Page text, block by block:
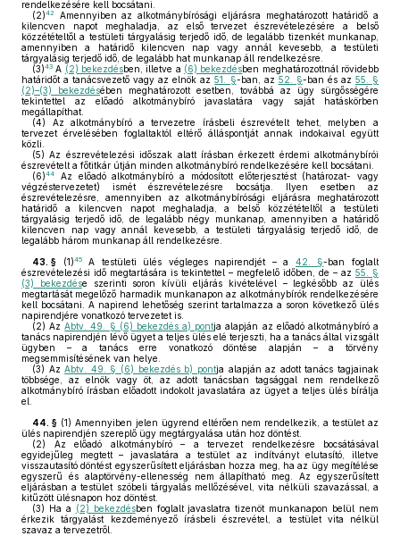
rendelkezésére kell bocsátani.
(2)42
Amennyiben az alkotmánybírósági eljárásra meghatározott határidő a
kilencven napot meghaladja, az első tervezet észrevételezésére a belső
közzétételtől a testületi tárgyalásig terjedő idő, de legalább tizenkét munkanap,
amennyiben a határidő kilencven nap vagy annál kevesebb, a testületi
tárgyalásig terjedő idő, de legalább hat munkanap áll rendelkezésre.
(3)43 A (2) bekezdésben, illetve a (6) bekezdésben meghatározottnál rövidebb
határidőt a tanácsvezető vagy az elnök az51. §-ban, az 52. §-ban és az 55. §
(2)–(3) bekezdésében meghatározott esetben, továbbá az ügy sürgősségére
tekintettel az előadó alkotmánybíró javaslatára vagy saját hatáskörben
megállapíthat.
(4) Az alkotmánybíró a tervezetre írásbeli észrevételt tehet, melyben a
tervezet érvelésében foglaltaktól eltérő álláspontját annak indokaival együtt
közli.
(5) Az észrevételezési időszak alatt írásban érkezett érdemi alkotmánybírói
észrevételt a főtitkár útján minden alkotmánybíró rendelkezésére kell bocsátani.
(6)44
Az előadó alkotmánybíró a módosított előterjesztést (határozat- vagy
végzéstervezetet) ismét észrevételezésre bocsátja. Ilyen esetben az
észrevételezésre, amennyiben az alkotmánybírósági eljárásra meghatározott
határidő a kilencven napot meghaladja, a belső közzétételtől a testületi
tárgyalásig terjedő idő, de legalább négy munkanap, amennyiben a határidő
kilencven nap vagy annál kevesebb, a testületi tárgyalásig terjedő idő, de
legalább három munkanap áll rendelkezésre.
43. § (1)45A testületi ülés végleges napirendjét – a 42. §-ban foglalt
észrevételezési idő megtartására is tekintettel – megfelelő időben, de – az 55. §
(3) bekezdése szerinti soron kívüli eljárás kivételével – legkésőbb az ülés
megtartását megelőző harmadik munkanapon az alkotmánybírók rendelkezésére
kell bocsátani. A napirend lehetőség szerint tartalmazza a soron következő ülés
napirendjére vonatkozó tervezetet is.
(2) AzAbtv. 49. § (6) bekezdés a) pontja alapján az előadó alkotmánybíró a
tanács napirendjén lévő ügyet a teljes ülés elé terjeszti, ha a tanács által vizsgált
ügyben – a tanács erre vonatkozó döntése alapján – a törvény
megsemmisítésének van helye.
(3) AzAbtv. 49. § (6) bekezdés b) pontja alapján az adott tanács tagjainak
többsége, az elnök vagy öt, az adott tanácsban tagsággal nem rendelkező
alkotmánybíró írásban előadott indokolt javaslatára az ügyet a teljes ülés bírálja
el.
44. § (1) Amennyiben jelen ügyrend eltérően nem rendelkezik, a testület az
ülés napirendjén szereplő ügy megtárgyalása után hoz döntést.
(2) Az előadó alkotmánybíró – a tervezet rendelkezésre bocsátásával
egyidejűleg megtett – javaslatára a testület az indítványt elutasító, illetve
visszautasító döntést egyszerűsített eljárásban hozza meg, ha az ügy megítélése
egyszerű és alaptörvény-ellenesség nem állapítható meg. Az egyszerűsített
eljárásban a testület szóbeli tárgyalás mellőzésével, vita nélküli szavazással, a
kitűzött ülésnapon hoz döntést.
(3) Ha a (2) bekezdésben foglalt javaslatra tizenöt munkanapon belül nem
érkezik tárgyalást kezdeményező írásbeli észrevétel, a testület vita nélkül
szavaz a tervezetről.